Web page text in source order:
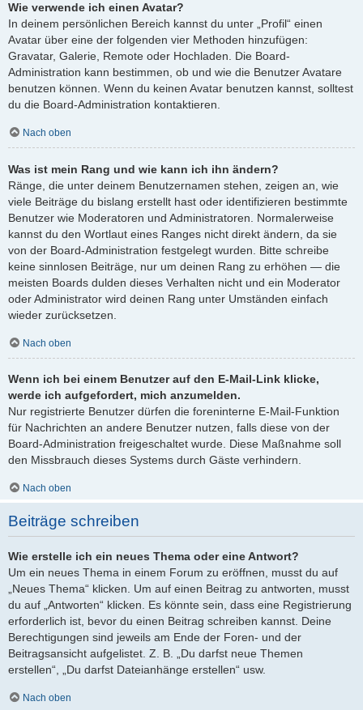
Wie verwende ich einen Avatar?
In deinem persönlichen Bereich kannst du unter „Profil“ einen
Avatar über eine der folgenden vier Methoden hinzufügen:
Gravatar, Galerie, Remote oder Hochladen. Die Board-
Administration kann bestimmen, ob und wie die Benutzer Avatare
benutzen können. Wenn du keinen Avatar benutzen kannst, solltest
du die Board-Administration kontaktieren.
Nach oben
Was ist mein Rang und wie kann ich ihn ändern?
Ränge, die unter deinem Benutzernamen stehen, zeigen an, wie
viele Beiträge du bislang erstellt hast oder identifizieren bestimmte
Benutzer wie Moderatoren und Administratoren. Normalerweise
kannst du den Wortlaut eines Ranges nicht direkt ändern, da sie
von der Board-Administration festgelegt wurden. Bitte schreibe
keine sinnlosen Beiträge, nur um deinen Rang zu erhöhen — die
meisten Boards dulden dieses Verhalten nicht und ein Moderator
oder Administrator wird deinen Rang unter Umständen einfach
wieder zurücksetzen.
Nach oben
Wenn ich bei einem Benutzer auf den E-Mail-Link klicke,
werde ich aufgefordert, mich anzumelden.
Nur registrierte Benutzer dürfen die foreninterne E-Mail-Funktion
für Nachrichten an andere Benutzer nutzen, falls diese von der
Board-Administration freigeschaltet wurde. Diese Maßnahme soll
den Missbrauch dieses Systems durch Gäste verhindern.
Nach oben
Beiträge schreiben
Wie erstelle ich ein neues Thema oder eine Antwort?
Um ein neues Thema in einem Forum zu eröffnen, musst du auf
„Neues Thema“ klicken. Um auf einen Beitrag zu antworten, musst
du auf „Antworten“ klicken. Es könnte sein, dass eine Registrierung
erforderlich ist, bevor du einen Beitrag schreiben kannst. Deine
Berechtigungen sind jeweils am Ende der Foren- und der
Beitragsansicht aufgelistet. Z. B. „Du darfst neue Themen
erstellen“, „Du darfst Dateianhänge erstellen“ usw.
Nach oben